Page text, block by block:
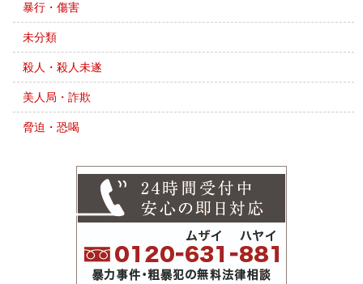
暴行・傷害
未分類
殺人・殺人未遂
美人局・詐欺
脅迫・恐喝